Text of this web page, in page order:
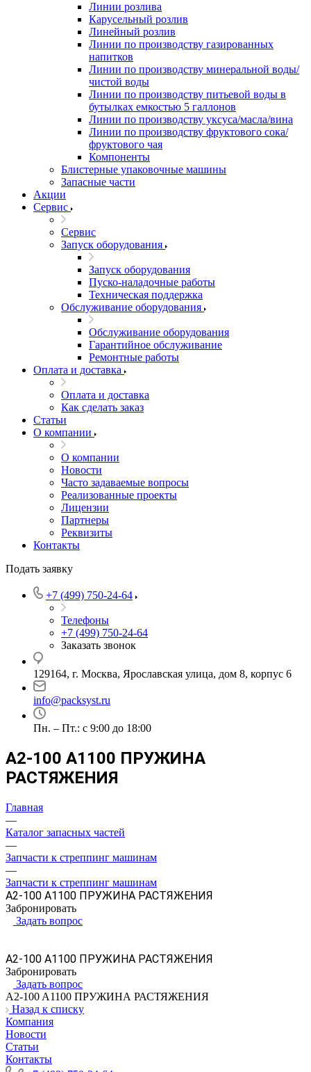
Линии розлива
Карусельный розлив
Линейный розлив
Линии по производству газированных
напитков
Линии по производству минеральной воды/
чистой воды
Линии по производству питьевой воды в
бутылках емкостью 5 галлонов
Линии по производству уксуса/масла/вина
Линии по производству фруктового сока/
фруктового чая
Компоненты
Блистерные упаковочные машины
Запасные части
Акции
Сервис
Сервис
Запуск оборудования
Запуск оборудования
Пуско-наладочные работы
Техническая поддержка
Обслуживание оборудования
Обслуживание оборудования
Гарантийное обслуживание
Ремонтные работы
Оплата и доставка
Оплата и доставка
Как сделать заказ
Статьи
О компании
О компании
Новости
Часто задаваемые вопросы
Реализованные проекты
Лицензии
Партнеры
Реквизиты
Контакты
Подать заявку
+7 (499) 750-24-64
Телефоны
+7 (499) 750-24-64
Заказать звонок
129164, г. Москва, Ярославская улица, дом 8, корпус 6
info@packsyst.ru
Пн. – Пт.: с 9:00 до 18:00
A2-100 A1100 ПРУЖИНА
РАСТЯЖЕНИЯ
Главная
—
Каталог запасных частей
—
Запчасти к стреппинг машинам
—
Запчасти к стреппинг машинам
A2-100 A1100 ПРУЖИНА РАСТЯЖЕНИЯ
Забронировать
Задать вопрос
A2-100 A1100 ПРУЖИНА РАСТЯЖЕНИЯ
Забронировать
Задать вопрос
A2-100 A1100 ПРУЖИНА РАСТЯЖЕНИЯ
Назад к списку
Компания
Новости
Статьи
Контакты